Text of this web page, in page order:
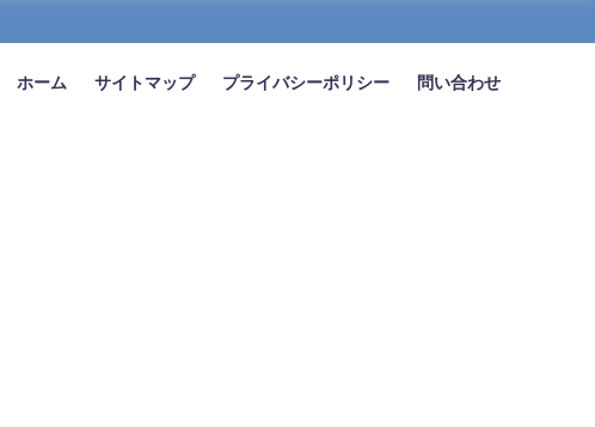
ホーム サイトマップ プライバシーポリシー 問い合わせ